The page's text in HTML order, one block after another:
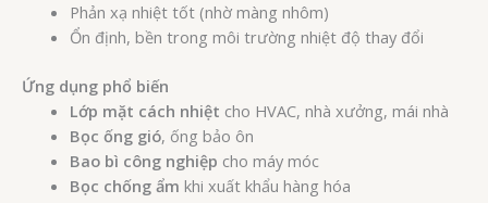
Phản xạ nhiệt tốt (nhờ màng nhôm)
Ổn định, bền trong môi trường nhiệt độ thay đổi
Ứng dụng phổ biến
Lớp mặt cách nhiệt cho HVAC, nhà xưởng, mái nhà
Bọc ống gió, ống bảo ôn
Bao bì công nghiệp cho máy móc
Bọc chống ẩm khi xuất khẩu hàng hóa